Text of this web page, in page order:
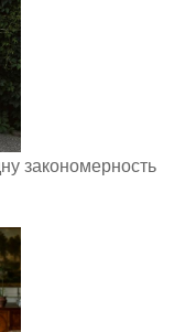
закономерность